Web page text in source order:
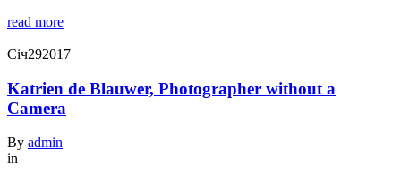
read more
Січ292017
Katrien de Blauwer, Photographer without a
Camera
By admin
in